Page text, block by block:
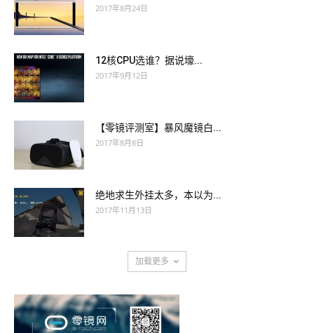
2017年8月24日
12核CPU选谁？据说壕...
2017年9月12日
【零镜评测室】暴风魔镜白...
2017年8月8日
绝地求生外挂太多，本以为...
2017年11月13日
加载更多